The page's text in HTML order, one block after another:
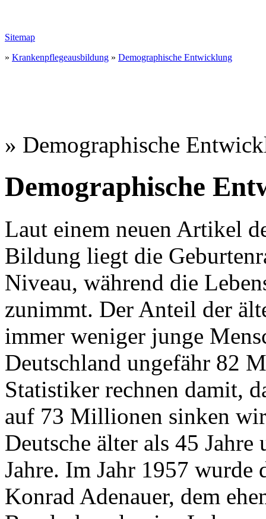
Sitemap
» Krankenpflegeausbildung » Demographische Entwicklung
» Demographische
Demographische
Laut einem neuen Artikel
Bildung liegt die
Niveau, während die
zunimmt. Der Anteil der
immer weniger junge
Deutschland ungefähr 82
Statistiker rechnen damit,
auf 73 Millionen sinken
Deutsche älter als 45
Jahre. Im Jahr 1957 wurde
Konrad Adenauer, dem